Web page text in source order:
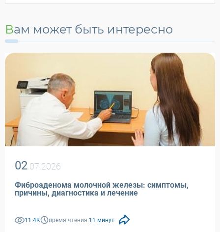
Вам может быть интересно
02 .07.2026
Фиброаденома молочной железы: симптомы,
причины, диагностика и лечение
11.4K время чтения:11 минут